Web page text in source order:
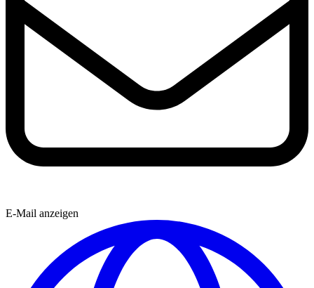
E-Mail anzeigen